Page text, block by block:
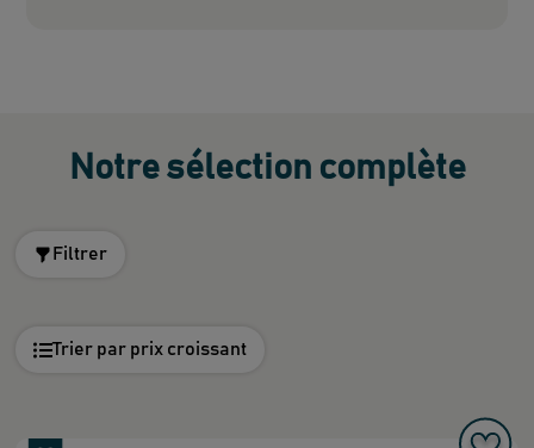
Notre sélection complète
Filtrer
Trier par prix croissant